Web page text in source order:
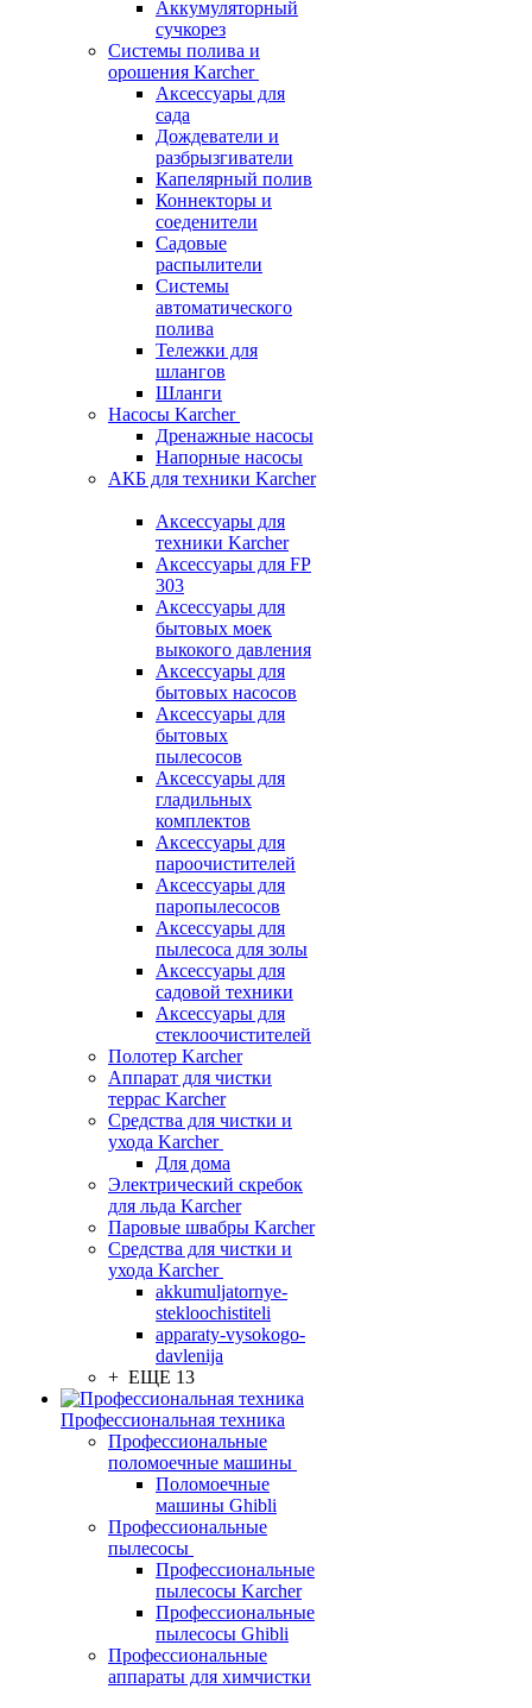
Аккумуляторный
сучкорез
Системы полива и
орошения Karcher
Аксессуары для
сада
Дождеватели и
разбрызгиватели
Капелярный полив
Коннекторы и
соеденители
Садовые
распылители
Системы
автоматического
полива
Тележки для
шлангов
Шланги
Насосы Karcher
Дренажные насосы
Напорные насосы
АКБ для техники Karcher
Аксессуары для
техники Karcher
Аксессуары для FP
303
Аксессуары для
бытовых моек
выкокого давления
Аксессуары для
бытовых насосов
Аксессуары для
бытовых
пылесосов
Аксессуары для
гладильных
комплектов
Аксессуары для
пароочистителей
Аксессуары для
паропылесосов
Аксессуары для
пылесоса для золы
Аксессуары для
садовой техники
Аксессуары для
стеклоочистителей
Полотер Karcher
Аппарат для чистки
террас Karcher
Средства для чистки и
ухода Karcher
Для дома
Электрический скребок
для льда Karcher
Паровые швабры Karcher
Средства для чистки и
ухода Karcher
akkumuljatornye-
stekloochistiteli
apparaty-vysokogo-
davlenija
+ ЕЩЕ 13
Профессиональная техника
Профессиональные
поломоечные машины
Поломоечные
машины Ghibli
Профессиональные
пылесосы
Профессиональные
пылесосы Karcher
Профессиональные
пылесосы Ghibli
Профессиональные
аппараты для химчистки